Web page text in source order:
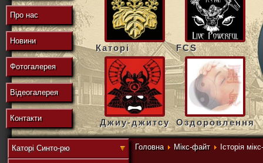
の
地
域
Про нас
Новини
Фотогалерея
Відеогалерея
Контакти
Каторі FCS
Джиу-джитсу Оздоровлення
Головна Мікс-файт Історія
Каторі Синто-рю